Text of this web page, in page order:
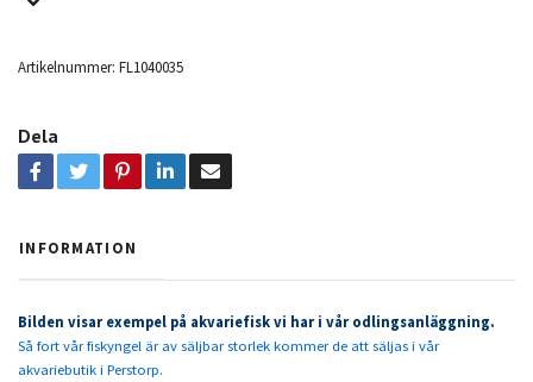
Artikelnummer: FL1040035
Dela
INFORMATION
Bilden visar exempel på akvariefisk vi har i vår odlingsanläggning.
Så fort vår fiskyngel är av säljbar storlek kommer de att säljas i vår
akvariebutik i Perstorp.